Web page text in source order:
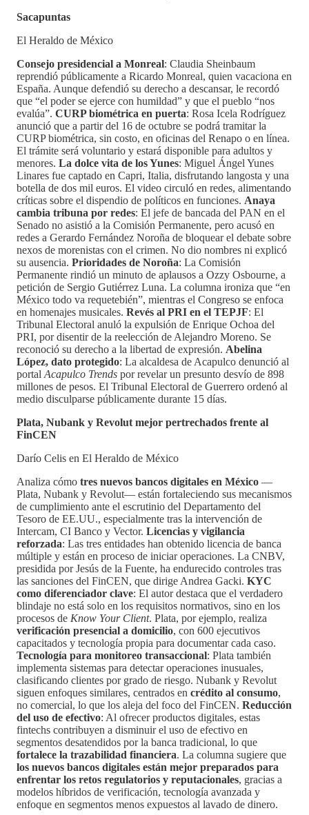
Sacapuntas
El Heraldo de México
Consejo presidencial a Monreal: Claudia Sheinbaum
reprendió públicamente a Ricardo Monreal, quien vacaciona en
España. Aunque defendió su derecho a descansar, le recordó
que “el poder se ejerce con humildad” y que el pueblo “nos
evalúa”. CURP biométrica en puerta: Rosa Icela Rodríguez
anunció que a partir del 16 de octubre se podrá tramitar la
CURP biométrica, sin costo, en oficinas del Renapo o en línea.
El trámite será voluntario y estará disponible para adultos y
menores. La dolce vita de los Yunes: Miguel Ángel Yunes
Linares fue captado en Capri, Italia, disfrutando langosta y una
botella de dos mil euros. El video circuló en redes, alimentando
críticas sobre el dispendio de políticos en funciones. Anaya
cambia tribuna por redes: El jefe de bancada del PAN en el
Senado no asistió a la Comisión Permanente, pero acusó en
redes a Gerardo Fernández Noroña de bloquear el debate sobre
nexos de morenistas con el crimen. No dio nombres ni explicó
su ausencia. Prioridades de Noroña: La Comisión
Permanente rindió un minuto de aplausos a Ozzy Osbourne, a
petición de Sergio Gutiérrez Luna. La columna ironiza que “en
México todo va requetebién”, mientras el Congreso se enfoca
en homenajes musicales. Revés al PRI en el TEPJF: El
Tribunal Electoral anuló la expulsión de Enrique Ochoa del
PRI, por disentir de la reelección de Alejandro Moreno. Se
reconoció su derecho a la libertad de expresión. Abelina
López, dato protegido: La alcaldesa de Acapulco denunció al
portal Acapulco Trends por revelar un presunto desvío de 898
millones de pesos. El Tribunal Electoral de Guerrero ordenó al
medio disculparse públicamente durante 15 días.
Plata, Nubank y Revolut mejor pertrechados frente al
FinCEN
Darío Celis en El Heraldo de México
Analiza cómo tres nuevos bancos digitales en México —
Plata, Nubank y Revolut— están fortaleciendo sus mecanismos
de cumplimiento ante el escrutinio del Departamento del
Tesoro de EE.UU., especialmente tras la intervención de
Intercam, CI Banco y Vector. Licencias y vigilancia
reforzada: Las tres entidades han obtenido licencia de banca
múltiple y están en proceso de iniciar operaciones. La CNBV,
presidida por Jesús de la Fuente, ha endurecido controles tras
las sanciones del FinCEN, que dirige Andrea Gacki. KYC
como diferenciador clave: El autor destaca que el verdadero
blindaje no está solo en los requisitos normativos, sino en los
procesos de Know Your Client. Plata, por ejemplo, realiza
verificación presencial a domicilio, con 600 ejecutivos
capacitados y tecnología propia para documentar cada caso.
Tecnología para monitoreo transaccional: Plata también
implementa sistemas para detectar operaciones inusuales,
clasificando clientes por grado de riesgo. Nubank y Revolut
siguen enfoques similares, centrados en crédito al consumo,
no comercial, lo que los aleja del foco del FinCEN. Reducción
del uso de efectivo: Al ofrecer productos digitales, estas
fintechs contribuyen a disminuir el uso de efectivo en
segmentos desatendidos por la banca tradicional, lo que
fortalece la trazabilidad financiera. La columna sugiere que
los nuevos bancos digitales están mejor preparados para
enfrentar los retos regulatorios y reputacionales, gracias a
modelos híbridos de verificación, tecnología avanzada y
enfoque en segmentos menos expuestos al lavado de dinero.